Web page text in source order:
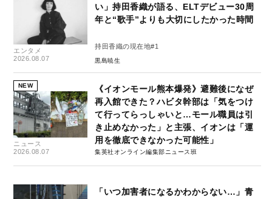
エンタメ
2026.08.07
い」持田香織が語る、ELTデビュー30周
年と“歌手”よりも大切にしたかった時間
持田香織の現在地#1
黒島暁生
NEW
ニュース
2026.08.07
《イオンモール熊本爆発》避難後になぜ
再入館できた？ハビタ幹部は「気をつけ
て行ってらっしゃいと…モール職員は引
き止めなかった」と主張、イオンは「運
用を徹底できなかった可能性」
集英社オンライン編集部ニュース班
「いつ加害者になるかわからない…」青